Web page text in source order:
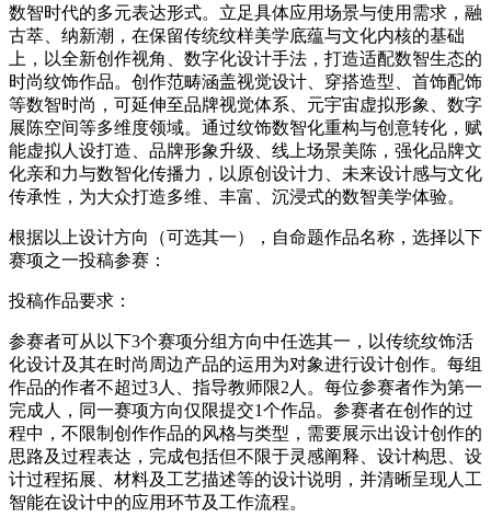
数智时代的多元表达形式。立足具体应用场景与使用需求，融
古萃、纳新潮，在保留传统纹样美学底蕴与文化内核的基础
上，以全新创作视角、数字化设计手法，打造适配数智生态的
时尚纹饰作品。创作范畴涵盖视觉设计、穿搭造型、首饰配饰
等数智时尚，可延伸至品牌视觉体系、元宇宙虚拟形象、数字
展陈空间等多维度领域。通过纹饰数智化重构与创意转化，赋
能虚拟人设打造、品牌形象升级、线上场景美陈，强化品牌文
化亲和力与数智化传播力，以原创设计力、未来设计感与文化
传承性，为大众打造多维、丰富、沉浸式的数智美学体验。
根据以上设计方向（可选其一），自命题作品名称，选择以下
赛项之一投稿参赛：
投稿作品要求：
参赛者可从以下3个赛项分组方向中任选其一，以传统纹饰活
化设计及其在时尚周边产品的运用为对象进行设计创作。每组
作品的作者不超过3人、指导教师限2人。每位参赛者作为第一
完成人，同一赛项方向仅限提交1个作品。参赛者在创作的过
程中，不限制创作作品的风格与类型，需要展示出设计创作的
思路及过程表达，完成包括但不限于灵感阐释、设计构思、设
计过程拓展、材料及工艺描述等的设计说明，并清晰呈现人工
智能在设计中的应用环节及工作流程。